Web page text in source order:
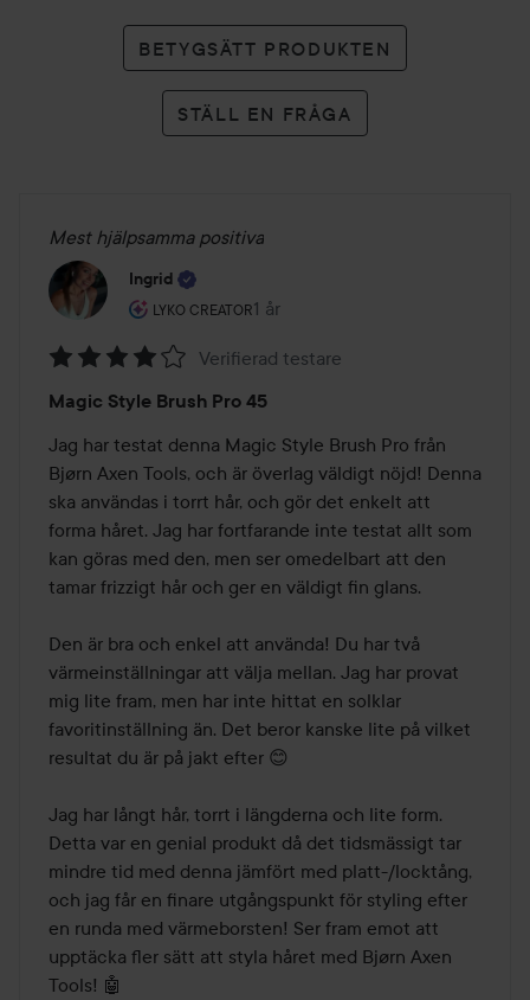
BETYGSÄTT PRODUKTEN
STÄLL EN FRÅGA
Mest hjälpsamma positiva
Ingrid
LYKO CREATOR
Användarens roll: Lyko Creator.
1 år
Inlägget skapades 1 år
4
av
5
Verifierad testare
Magic Style Brush Pro 45
Jag har testat denna Magic Style Brush Pro från
Bjørn Axen Tools, och är överlag väldigt nöjd! Denna
ska användas i torrt hår, och gör det enkelt att
forma håret. Jag har fortfarande inte testat allt som
kan göras med den, men ser omedelbart att den
tamar frizzigt hår och ger en väldigt fin glans.
Den är bra och enkel att använda! Du har två
värmeinställningar att välja mellan. Jag har provat
mig lite fram, men har inte hittat en solklar
favoritinställning än. Det beror kanske lite på vilket
resultat du är på jakt efter 😊
Jag har långt hår, torrt i längderna och lite form.
Detta var en genial produkt då det tidsmässigt tar
mindre tid med denna jämfört med platt-/locktång,
och jag får en finare utgångspunkt för styling efter
en runda med värmeborsten! Ser fram emot att
upptäcka fler sätt att styla håret med Bjørn Axen
Tools! 🤖